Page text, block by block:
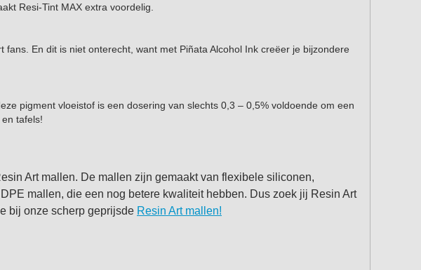
Resi-Tint MAX extra voordelig.
En dit is niet onterecht, want met Piñata Alcohol Ink creëer je bijzondere
pigment vloeistof is een dosering van slechts 0,3 – 0,5% voldoende om een
tafels!
Art mallen. De mallen zijn gemaakt van flexibele siliconen,
mallen, die een nog betere kwaliteit hebben. Dus zoek jij Resin Art
bij onze scherp geprijsde Resin Art mallen!